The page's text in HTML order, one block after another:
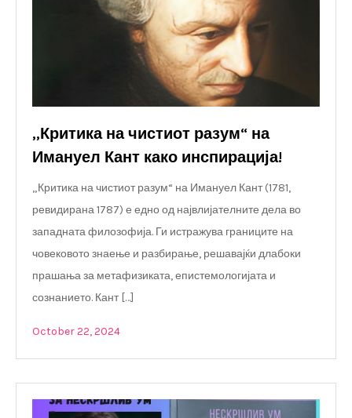
„Критика на чистиот разум“ на
Имануел Кант како инспирација!
„Критика на чистиот разум“ на Имануел Кант (1781,
ревидирана 1787) е едно од највлијателните дела во
западната филозофија. Ги истражува границите на
човековото знаење и разбирање, решавајќи длабоки
прашања за метафизиката, епистемологијата и
сознанието. Кант […]
October 22, 2024